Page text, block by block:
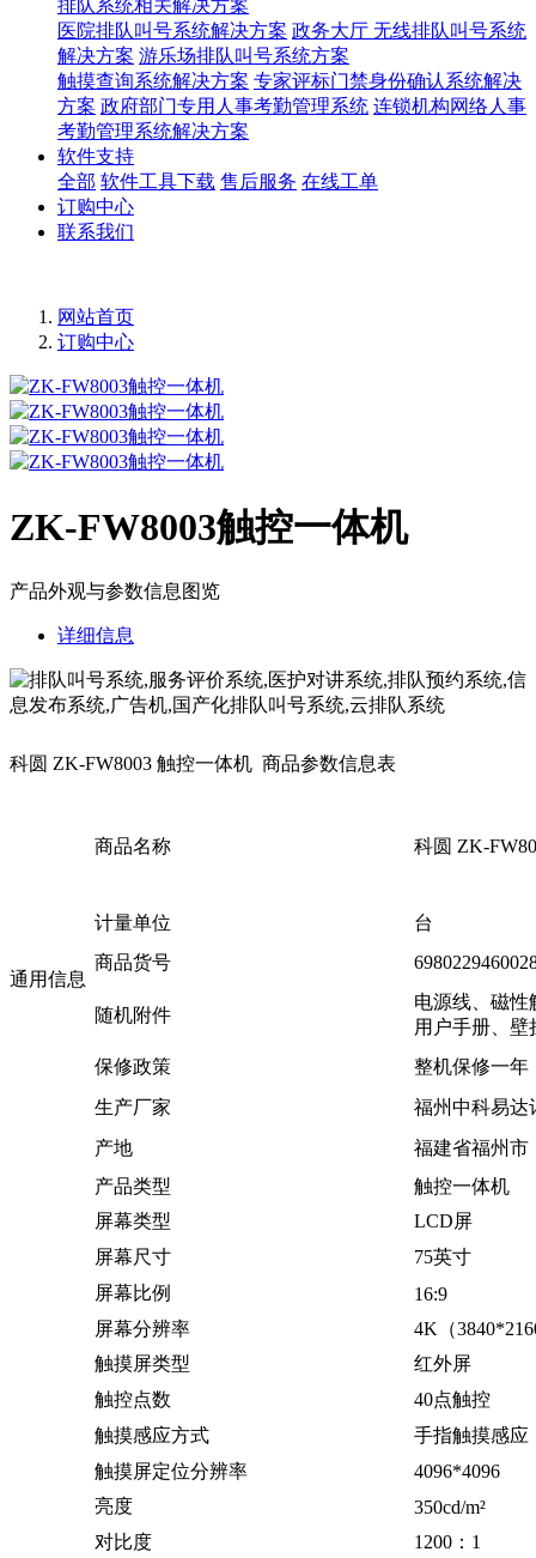
排队系统相关解决方案
医院排队叫号系统解决方案 政务大厅 无线排队叫号系统
解决方案 游乐场排队叫号系统方案
触摸查询系统解决方案 专家评标门禁身份确认系统解决
方案 政府部门专用人事考勤管理系统 连锁机构网络人事
考勤管理系统解决方案
软件支持
全部 软件工具下载 售后服务 在线工单
订购中心
联系我们
网站首页
订购中心
ZK-FW8003触控一体机
产品外观与参数信息图览
详细信息
科圆 ZK-FW8003 触控一体机 商品参数信息表
通用信息
商品名称 科圆 ZK-
计量单位
台
商品货号
随机附件
电源线、磁性
用户手册、壁
保修政策
整机保修一年
生产厂家
福州中科易达
产地
福建省福州市
产品类型
触控一体机
屏幕类型
LCD屏
屏幕尺寸
75英寸
屏幕比例
16:9
屏幕分辨率
4K（
触摸屏类型
红外屏
触控点数
40点触控
触摸感应方式
手指触摸感应
触摸屏定位分辨率
4096*4096
亮度
350cd/m²
对比度
1200：1